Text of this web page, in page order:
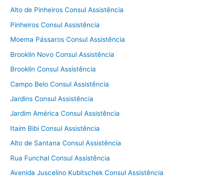
Alto de Pinheiros Consul Assistência
Pinheiros Consul Assistência
Moema Pássaros Consul Assistência
Brooklin Novo Consul Assistência
Brooklin Consul Assistência
Campo Belo Consul Assistência
Jardins Consul Assistência
Jardim América Consul Assistência
Itaim Bibi Consul Assistência
Alto de Santana Consul Assistência
Rua Funchal Consul Assistência
Avenida Juscelino Kubitschek Consul Assistência